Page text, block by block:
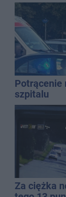
Potrącenie
szpitalu
Za ciężka